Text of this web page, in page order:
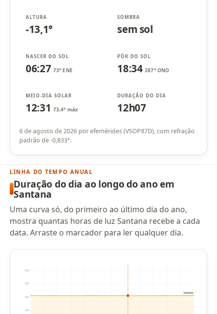
ALTURA
-13,1°
SOMBRA
sem sol
NASCER DO SOL
06:27 73° ENE
PÔR DO SOL
18:34 287° ONO
MEIO-DIA SOLAR
12:31 73,4° máx
DURAÇÃO DO DIA
12h07
6 de agosto de 2026 por efemérides (VSOP87D), com refração
padrão de -0,833°.
LINHA DO TEMPO ANUAL
Duração do dia ao longo do ano em
Santana
Uma curva só, do primeiro ao último dia do ano,
mostra quantas horas de luz Santana recebe a cada
data. Arraste o marcador para ler qualquer dia.
11h
12h
13h
14h
Santana